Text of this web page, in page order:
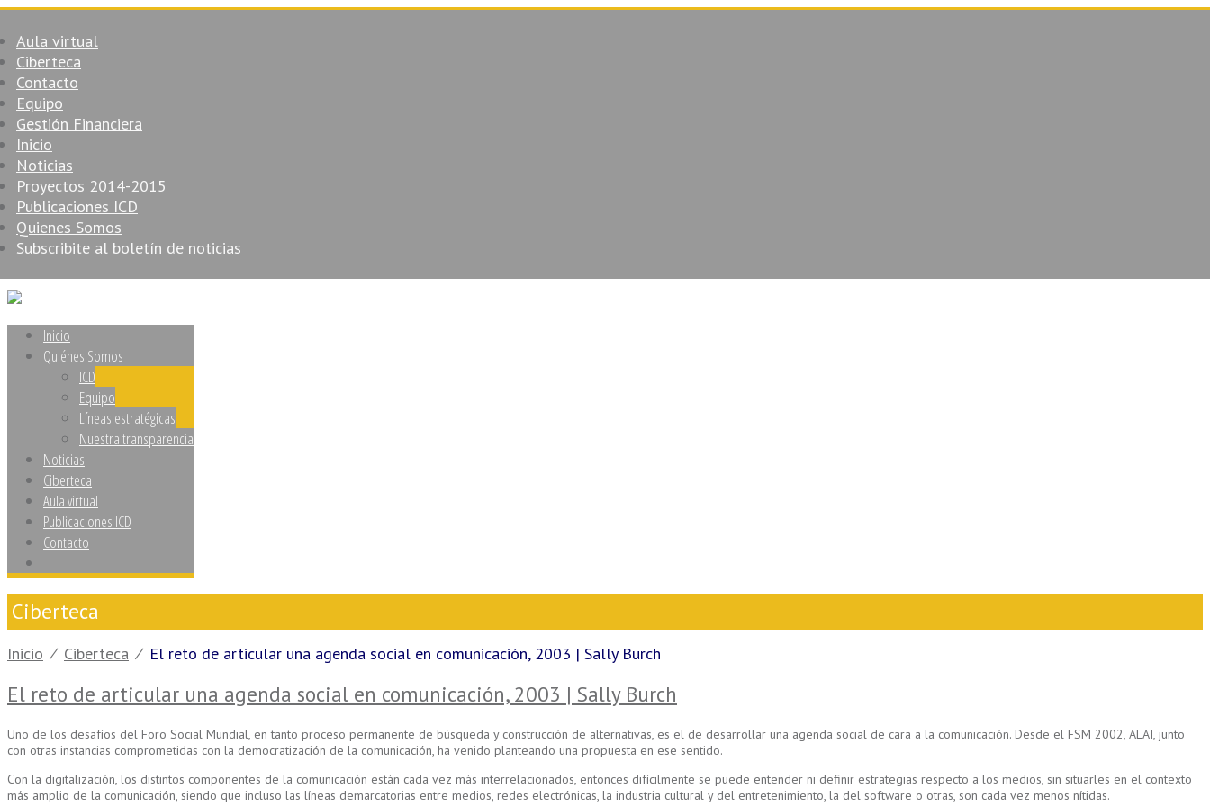
Aula virtual
Ciberteca
Contacto
Equipo
Gestión Financiera
Inicio
Noticias
Proyectos 2014-2015
Publicaciones ICD
Quienes Somos
Subscribite al boletín de noticias
Inicio
Quiénes Somos
ICD
Equipo
Líneas estratégicas
Nuestra transparencia
Noticias
Ciberteca
Aula virtual
Publicaciones ICD
Contacto
Ciberteca
Inicio ⁄ Ciberteca ⁄ El reto de articular una agenda social en comunicación, 2003 | Sally Burch
El reto de articular una agenda social en comunicación, 2003 | Sally Burch
Uno de los desafíos del Foro Social Mundial, en tanto proceso permanente de búsqueda y construcción de alternativas, es el de desarrollar una agenda social de cara a la comunicación. Desde el FSM 2002, ALAI, junto
con otras instancias comprometidas con la democratización de la comunicación, ha venido planteando una propuesta en ese sentido.
Con la digitalización, los distintos componentes de la comunicación están cada vez más interrelacionados, entonces difícilmente se puede entender ni definir estrategias respecto a los medios, sin situarles en el contexto
más amplio de la comunicación, siendo que incluso las líneas demarcatorias entre medios, redes electrónicas, la industria cultural y del entretenimiento, la del software o otras, son cada vez menos nítidas.